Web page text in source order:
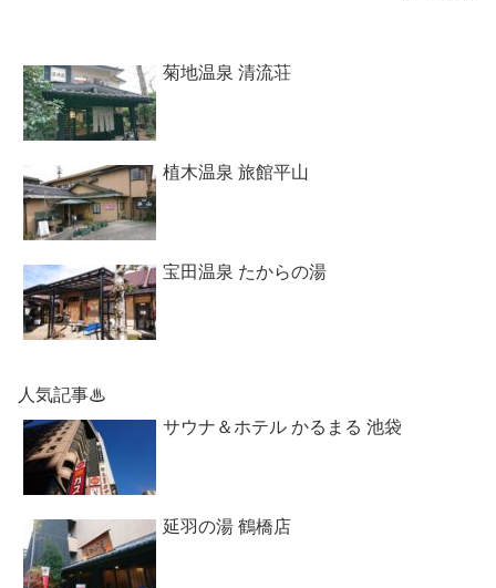
菊地温泉 清流荘
植木温泉 旅館平山
宝田温泉 たからの湯
人気記事♨
サウナ＆ホテル かるまる 池袋
延羽の湯 鶴橋店